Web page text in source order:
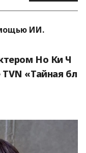
ИИ.
Но Ки Ч
«Тайная бл